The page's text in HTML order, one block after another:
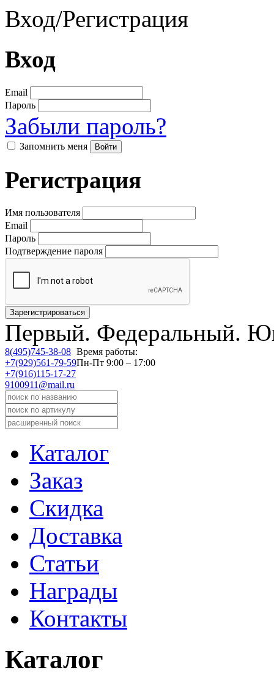
Вход/Регистрация
Вход
Email
Пароль
Забыли пароль?
Запомнить меня
Регистрация
Имя пользователя
Email
Пароль
Подтверждение пароля
Первый. Федеральный.
8(495)745-38-08
+7(929)561-79-59
+7(916)115-17-27
9100911@mail.ru
Время работы:
Пн-Пт 9:00 – 17:00
Каталог
Заказ
Скидка
Доставка
Статьи
Награды
Контакты
Каталог